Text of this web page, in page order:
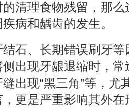
清理食物残留，那
病和龋齿的发生。
、长期错误刷牙等
出现牙龈退缩时，
出现“黑三角”等，尤
更是严重影响其外